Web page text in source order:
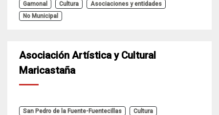
Gamonal Cultura
Asociaciones y entidades
No Municipal
Asociación Artística y Cultural
Maricastaña
San Pedro de la Fuente-Fuentecillas
Cultura